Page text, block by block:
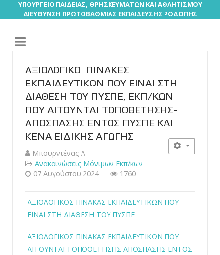
ΥΠΟΥΡΓΕΙΟ ΠΑΙΔΕΙΑΣ, ΘΡΗΣΚΕΥΜΑΤΩΝ ΚΑΙ ΑΘΛΗΤΙΣΜΟΥ
ΔΙΕΥΘΥΝΣΗ ΠΡΩΤΟΒΑΘΜΙΑΣ ΕΚΠΑΙΔΕΥΣΗΣ ΡΟΔΟΠΗΣ
ΑΞΙΟΛΟΓΙΚΟΙ ΠΙΝΑΚΕΣ
ΕΚΠΑΙΔΕΥΤΙΚΩΝ ΠΟΥ ΕΙΝΑΙ ΣΤΗ
ΔΙΑΘΕΣΗ ΤΟΥ ΠΥΣΠΕ, ΕΚΠ/ΚΩΝ
ΠΟΥ ΑΙΤΟΥΝΤΑΙ ΤΟΠΟΘΕΤΗΣΗΣ-
ΑΠΟΣΠΑΣΗΣ ΕΝΤΟΣ ΠΥΣΠΕ ΚΑΙ
ΚΕΝΑ ΕΙΔΙΚΗΣ ΑΓΩΓΗΣ
Μπουρντένας Λ
Ανακοινώσεις Μόνιμων Εκπ/κων
07 Αυγούστου 2024
1760
ΑΞΙΟΛΟΓΙΚΟΣ ΠΙΝΑΚΑΣ ΕΚΠΑΙΔΕΥΤΙΚΩΝ ΠΟΥ
ΕΙΝΑΙ ΣΤΗ ΔΙΑΘΕΣΗ ΤΟΥ ΠΥΣΠΕ
ΑΞΙΟΛΟΓΙΚΟΣ ΠΙΝΑΚΑΣ ΕΚΠΑΙΔΕΥΤΙΚΩΝ ΠΟΥ
ΑΙΤΟΥΝΤΑΙ ΤΟΠΟΘΕΤΗΣΗΣ ΑΠΟΣΠΑΣΗΣ ΕΝΤΟΣ